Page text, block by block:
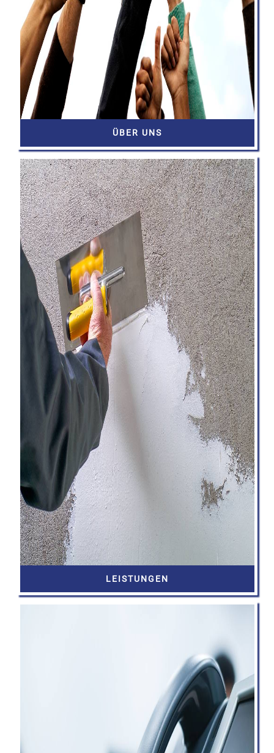
ÜBER UNS
LEISTUNGEN